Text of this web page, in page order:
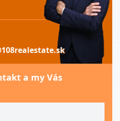
a my Vás